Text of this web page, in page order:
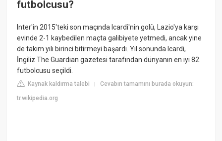
futbolcusu?
Inter'in 2015'teki son maçında Icardi'nin golü, Lazio'ya karşı
evinde 2-1 kaybedilen maçta galibiyete yetmedi, ancak yine
de takım yılı birinci bitirmeyi başardı. Yıl sonunda Icardi,
İngiliz The Guardian gazetesi tarafından dünyanın en iyi 82.
futbolcusu seçildi.
Kaynak kaldırma talebi |Cevabın tamamını burada okuyun:
tr.wikipedia.org